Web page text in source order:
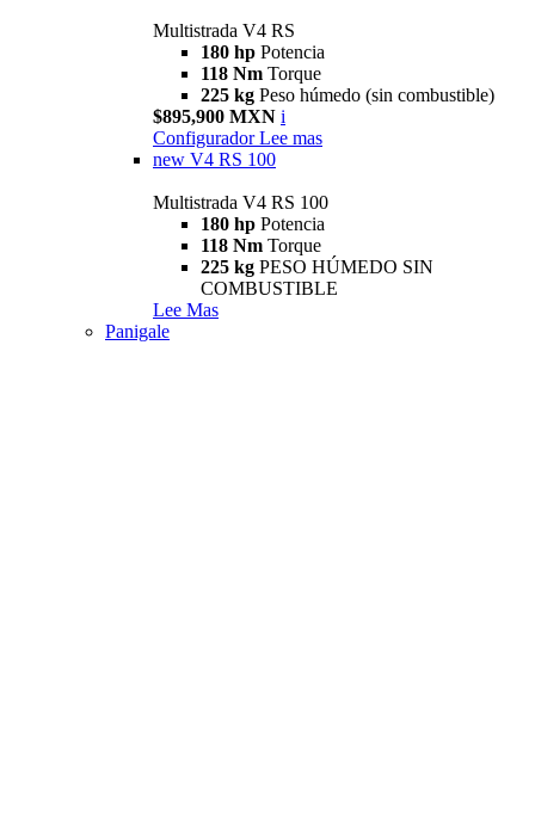
Multistrada V4 RS
180 hp Potencia
118 Nm Torque
225 kg Peso húmedo (sin combustible)
$895,900 MXN i
Configurador Lee mas
new V4 RS 100
Multistrada V4 RS 100
180 hp Potencia
118 Nm Torque
225 kg PESO HÚMEDO SIN
COMBUSTIBLE
Lee Mas
Panigale